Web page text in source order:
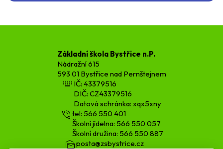
Základní škola Bystřice n.P.
Nádražní 615
593 01 Bystřice nad Pernštejnem
IČ: 43379516
DIČ: CZ43379516
Datová schránka: xqx5xny
tel: 566 550 401
Školní jídelna: 566 550 057
Školní družina: 566 550 887
posta@zsbystrice.cz